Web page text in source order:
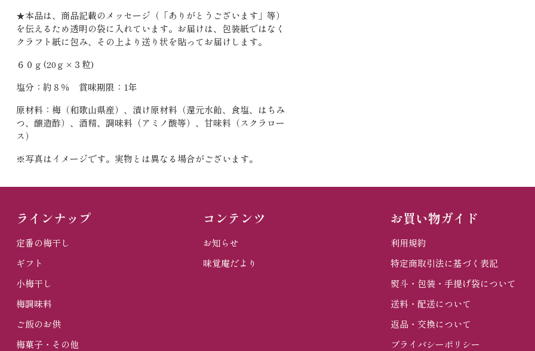
★本品は、商品記載のメッセージ（「ありがとうございます」等）
を伝えるため透明の袋に入れています。お届けは、包装紙ではなく
クラフト紙に包み、その上より送り状を貼ってお届けします。
６０ｇ(20ｇ×３粒)
塩分：約８％ 賞味期限：1年
原材料：梅（和歌山県産）、漬け原材料（還元水飴、食塩、はちみ
つ、醸造酢）、酒精、調味料（アミノ酸等）、甘味料（スクラロー
ス）
※写真はイメージです。実物とは異なる場合がございます。
ラインナップ
定番の梅干し
ギフト
小梅干し
梅調味料
ご飯のお供
梅菓子・その他
コンテンツ
お知らせ
味覚庵だより
お買い物ガイド
利用規約
特定商取引法に基づく表記
熨斗・包装・手提げ袋について
送料・配送について
返品・交換について
プライバシーポリシー